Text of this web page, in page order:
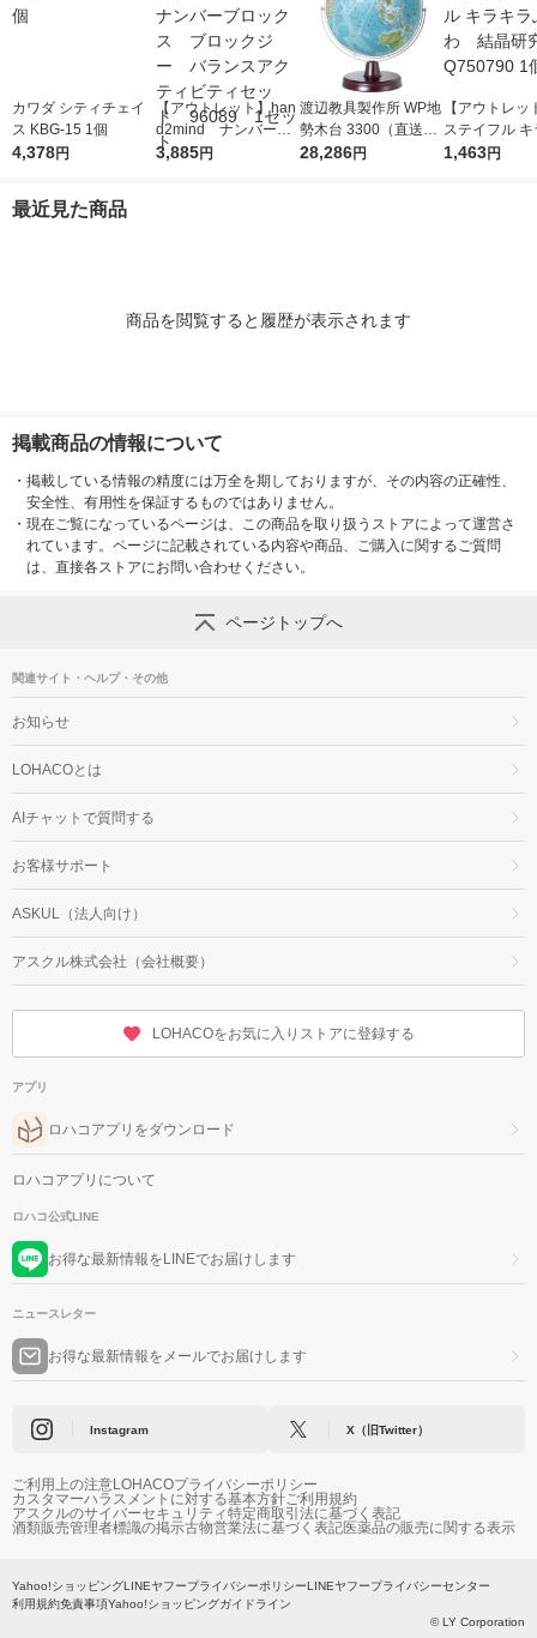
カワダ シティチェイ
ス KBG-15 1個
4,378円
【アウトレット】han
d2mind ナンバーブ
ロックス ブロックジ
3,885円
渡辺教具製作所 WP地
勢木台 3300（直送
品）
28,286円
【アウトレッ
ステイフル
ふわふわ 結
1,463円
最近見た商品
商品を閲覧すると履歴が表示されます
掲載商品の情報について
・ 掲載している情報の精度には万全を期しておりますが、その内容の正確性、
安全性、有用性を保証するものではありません。
・ 現在ご覧になっているページは、この商品を取り扱うストアによって運営さ
れています。ページに記載されている内容や商品、ご購入に関するご質問
は、直接各ストアにお問い合わせください。
ページトップへ
関連サイト・ヘルプ・その他
お知らせ
LOHACOとは
AIチャットで質問する
お客様サポート
ASKUL（法人向け）
アスクル株式会社（会社概要）
LOHACOをお気に入りストアに登録する
アプリ
ロハコアプリをダウンロード
ロハコアプリについて
ロハコ公式LINE
お得な最新情報をLINEでお届けします
ニュースレター
お得な最新情報をメールでお届けします
Instagram X（旧Twitter）
ご利用上の注意LOHACOプライバシーポリシー
カスタマーハラスメントに対する基本方針ご利用規約
アスクルのサイバーセキュリティ特定商取引法に基づく表記
酒類販売管理者標識の掲示古物営業法に基づく表記医薬品の販売に関する表示
Yahoo!ショッピングLINEヤフープライバシーポリシーLINEヤフープライバシーセンター
利用規約免責事項Yahoo!ショッピングガイドライン
© LY Corporation